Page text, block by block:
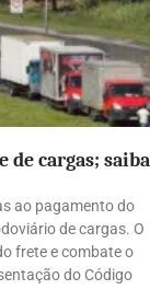
cargas; saiba
ao pagamento do
de cargas. O
frete e combate o
do Código